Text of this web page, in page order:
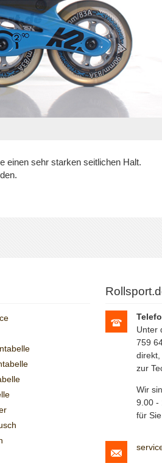
einen sehr starken seitlichen Halt.
Unter
759
zur
Wir
9.00 -
für